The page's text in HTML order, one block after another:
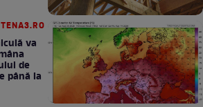
va
de
până la